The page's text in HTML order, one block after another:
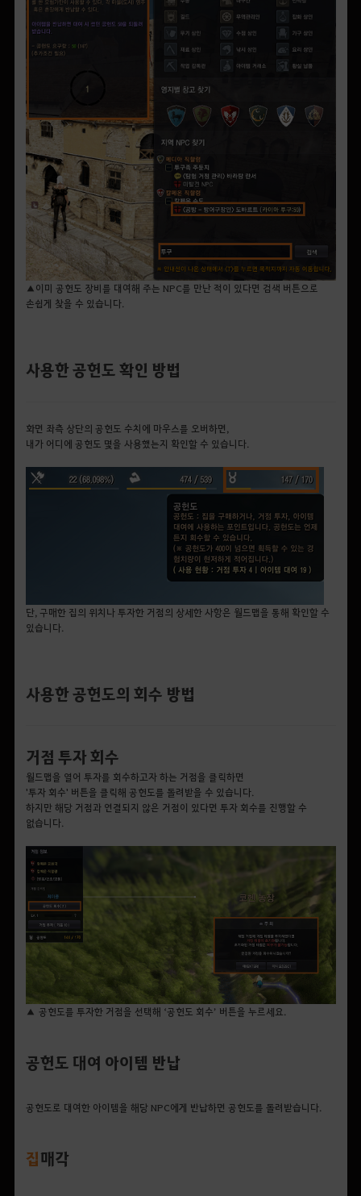
▲이미 공헌도 장비를 대여해 주는 NPC를 만난 적이 있다면 검색 버튼으로
손쉽게 찾을 수 있습니다.
사용한 공헌도 확인 방법
화면 좌측 상단의 공헌도 수치에 마우스를 오버하면,
내가 어디에 공헌도 몇을 사용했는지 확인할 수 있습니다.
단, 구매한 집의 위치나 투자한 거점의 상세한 사항은 월드맵을 통해 확인할 수
있습니다.
사용한 공헌도의 회수 방법
거점 투자 회수
월드맵을 열어 투자를 회수하고자 하는 거점을 클릭하면
'투자 회수' 버튼을 클릭해 공헌도를 돌려받을 수 있습니다.
하지만 해당 거점과 연결되지 않은 거점이 있다면 투자 회수를 진행할 수
없습니다.
▲ 공헌도를 투자한 거점을 선택해 ‘공헌도 회수’ 버튼을 누르세요.
공헌도 대여 아이템 반납
공헌도로 대여한 아이템을 해당 NPC에게 반납하면 공헌도를 돌려받습니다.
집매각